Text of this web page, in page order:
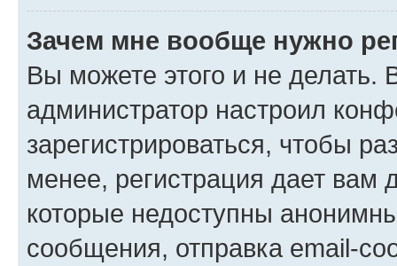
Зачем мне вообще нужно
Вы можете этого и не делать.
администратор настроил
зарегистрироваться, чтобы
менее, регистрация дает вам
которые недоступны
сообщения, отправка email-